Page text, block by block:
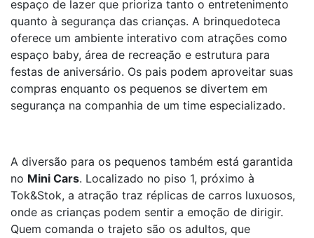
espaço de lazer que prioriza tanto o entretenimento
quanto à segurança das crianças. A brinquedoteca
oferece um ambiente interativo com atrações como
espaço baby, área de recreação e estrutura para
festas de aniversário. Os pais podem aproveitar suas
compras enquanto os pequenos se divertem em
segurança na companhia de um time especializado.
A diversão para os pequenos também está garantida
no Mini Cars. Localizado no piso 1, próximo à
Tok&Stok, a atração traz réplicas de carros luxuosos,
onde as crianças podem sentir a emoção de dirigir.
Quem comanda o trajeto são os adultos, que